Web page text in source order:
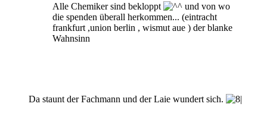
Alle Chemiker sind bekloppt
und von wo
die spenden überall herkommen... (eintracht
frankfurt ,union berlin , wismut aue ) der blanke
Wahnsinn
Da staunt der Fachmann und der Laie wundert sich.